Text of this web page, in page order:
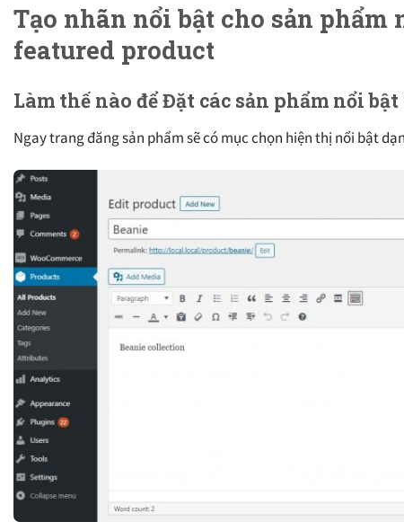
Tạo nhãn nổi bật cho sản phẩm
featured product
Làm thế nào để Đặt các sản phẩm nổi
Ngay trang đăng sản phẩm sẽ có mục chọn hiện thị nổi bật